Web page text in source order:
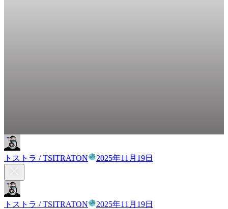
トストラ / TSITRATON 2025年11月19日
トストラ / TSITRATON 2025年11月19日